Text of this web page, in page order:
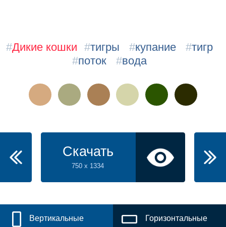
#Дикие кошки #тигры #купание #тигр
#поток #вода
Скачать
750 x 1334
Вертикальные Горизонтальные